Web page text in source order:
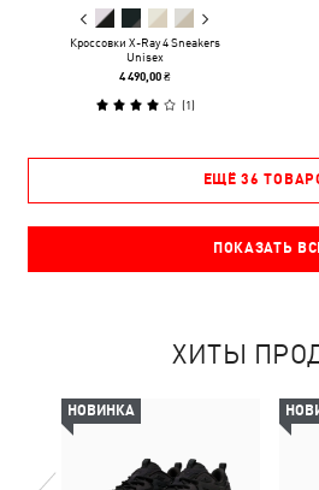
Кроссовки X-Ray 4 Sneakers
Unisex
4 490,00 ₴
(1)
ЕЩЁ 36
ПОКАЗАТЬ
ХИТЫ
НОВИНКА